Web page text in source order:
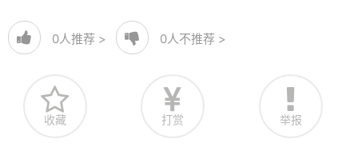
0人推荐 > 0人不推荐 >
收藏 打赏 举报